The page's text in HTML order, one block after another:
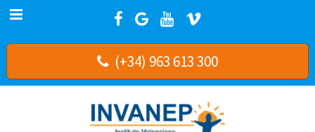
(+34) 963 613 300